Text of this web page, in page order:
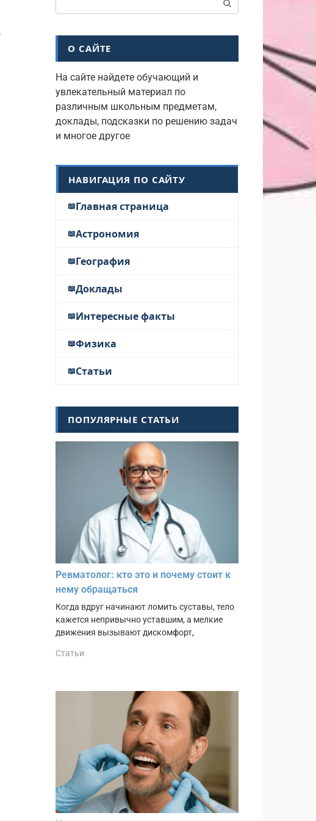
О САЙТЕ
На сайте найдете обучающий и
увлекательный материал по
различным школьным предметам,
доклады, подсказки по решению задач
и многое другое
НАВИГАЦИЯ ПО САЙТУ
Главная страница
Астрономия
География
Доклады
Интересные факты
Физика
Статьи
ПОПУЛЯРНЫЕ СТАТЬИ
Ревматолог: кто это и почему стоит к
нему обращаться
Когда вдруг начинают ломить суставы, тело
кажется непривычно уставшим, а мелкие
движения вызывают дискомфорт,
Статьи